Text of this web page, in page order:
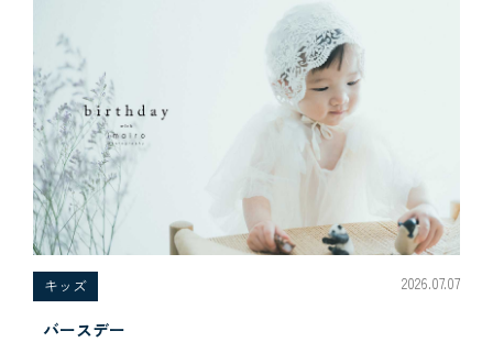
キッズ 2026.07.07
バースデー